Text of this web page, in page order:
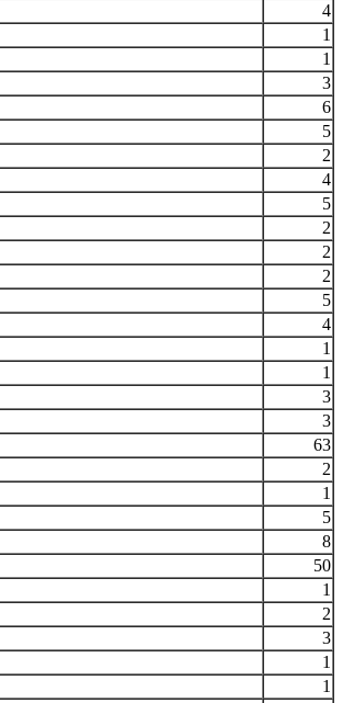
4
1
1
3
6
5
2
4
5
2
2
2
5
4
1
1
3
3
63
2
1
5
8
50
1
2
3
1
1